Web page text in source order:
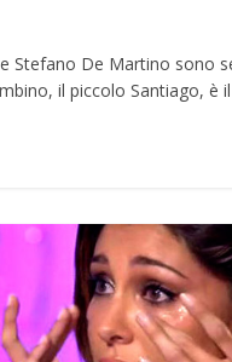
Stefano De Martino sono
il piccolo Santiago, è